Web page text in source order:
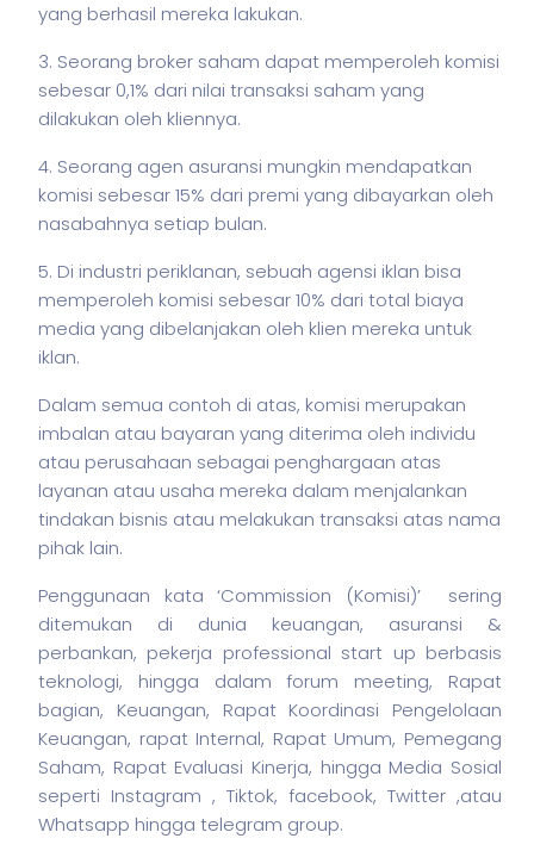
yang berhasil mereka lakukan.
3. Seorang broker saham dapat memperoleh komisi
sebesar 0,1% dari nilai transaksi saham yang
dilakukan oleh kliennya.
4. Seorang agen asuransi mungkin mendapatkan
komisi sebesar 15% dari premi yang dibayarkan oleh
nasabahnya setiap bulan.
5. Di industri periklanan, sebuah agensi iklan bisa
memperoleh komisi sebesar 10% dari total biaya
media yang dibelanjakan oleh klien mereka untuk
iklan.
Dalam semua contoh di atas, komisi merupakan
imbalan atau bayaran yang diterima oleh individu
atau perusahaan sebagai penghargaan atas
layanan atau usaha mereka dalam menjalankan
tindakan bisnis atau melakukan transaksi atas nama
pihak lain.
Penggunaan kata ‘Commission (Komisi)’ sering
ditemukan di dunia keuangan, asuransi &
perbankan, pekerja professional start up berbasis
teknologi, hingga dalam forum meeting, Rapat
bagian, Keuangan, Rapat Koordinasi Pengelolaan
Keuangan, rapat Internal, Rapat Umum, Pemegang
Saham, Rapat Evaluasi Kinerja, hingga Media Sosial
seperti Instagram , Tiktok, facebook, Twitter ,atau
Whatsapp hingga telegram group.